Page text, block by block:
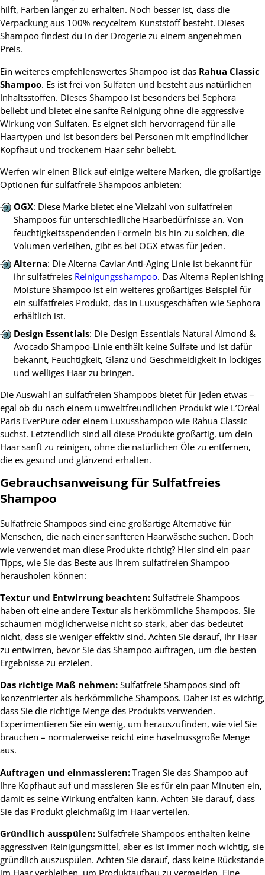
hilft, Farben länger zu erhalten. Noch besser ist, dass die
Verpackung aus 100% recyceltem Kunststoff besteht. Dieses
Shampoo findest du in der Drogerie zu einem angenehmen
Preis.
Ein weiteres empfehlenswertes Shampoo ist das Rahua Classic
Shampoo. Es ist frei von Sulfaten und besteht aus natürlichen
Inhaltsstoffen. Dieses Shampoo ist besonders bei Sephora
beliebt und bietet eine sanfte Reinigung ohne die aggressive
Wirkung von Sulfaten. Es eignet sich hervorragend für alle
Haartypen und ist besonders bei Personen mit empfindlicher
Kopfhaut und trockenem Haar sehr beliebt.
Werfen wir einen Blick auf einige weitere Marken, die großartige
Optionen für sulfatfreie Shampoos anbieten:
OGX: Diese Marke bietet eine Vielzahl von sulfatfreien
Shampoos für unterschiedliche Haarbedürfnisse an. Von
feuchtigkeitsspendenden Formeln bis hin zu solchen, die
Volumen verleihen, gibt es bei OGX etwas für jeden.
Alterna: Die Alterna Caviar Anti-Aging Linie ist bekannt für
ihr sulfatfreies Reinigungsshampoo. Das Alterna Replenishing
Moisture Shampoo ist ein weiteres großartiges Beispiel für
ein sulfatfreies Produkt, das in Luxusgeschäften wie Sephora
erhältlich ist.
Design Essentials: Die Design Essentials Natural Almond &
Avocado Shampoo-Linie enthält keine Sulfate und ist dafür
bekannt, Feuchtigkeit, Glanz und Geschmeidigkeit in lockiges
und welliges Haar zu bringen.
Die Auswahl an sulfatfreien Shampoos bietet für jeden etwas –
egal ob du nach einem umweltfreundlichen Produkt wie L’Oréal
Paris EverPure oder einem Luxusshampoo wie Rahua Classic
suchst. Letztendlich sind all diese Produkte großartig, um dein
Haar sanft zu reinigen, ohne die natürlichen Öle zu entfernen,
die es gesund und glänzend erhalten.
Gebrauchsanweisung für Sulfatfreies
Shampoo
Sulfatfreie Shampoos sind eine großartige Alternative für
Menschen, die nach einer sanfteren Haarwäsche suchen. Doch
wie verwendet man diese Produkte richtig? Hier sind ein paar
Tipps, wie Sie das Beste aus Ihrem sulfatfreien Shampoo
herausholen können:
Textur und Entwirrung beachten: Sulfatfreie Shampoos
haben oft eine andere Textur als herkömmliche Shampoos. Sie
schäumen möglicherweise nicht so stark, aber das bedeutet
nicht, dass sie weniger effektiv sind. Achten Sie darauf, Ihr Haar
zu entwirren, bevor Sie das Shampoo auftragen, um die besten
Ergebnisse zu erzielen.
Das richtige Maß nehmen: Sulfatfreie Shampoos sind oft
konzentrierter als herkömmliche Shampoos. Daher ist es wichtig,
dass Sie die richtige Menge des Produkts verwenden.
Experimentieren Sie ein wenig, um herauszufinden, wie viel Sie
brauchen – normalerweise reicht eine haselnussgroße Menge
aus.
Auftragen und einmassieren: Tragen Sie das Shampoo auf
Ihre Kopfhaut auf und massieren Sie es für ein paar Minuten ein,
damit es seine Wirkung entfalten kann. Achten Sie darauf, dass
Sie das Produkt gleichmäßig im Haar verteilen.
Gründlich ausspülen: Sulfatfreie Shampoos enthalten keine
aggressiven Reinigungsmittel, aber es ist immer noch wichtig, sie
gründlich auszuspülen. Achten Sie darauf, dass keine Rückstände
im Haar verbleiben, um Produktaufbau zu vermeiden. Eine